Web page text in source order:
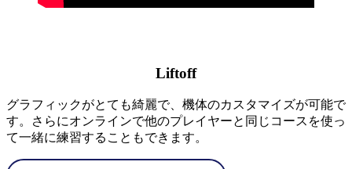
Liftoff
グラフィックがとても綺麗で、機体のカスタマイズが可能で
す。さらにオンラインで他のプレイヤーと同じコースを使っ
て一緒に練習することもできます。